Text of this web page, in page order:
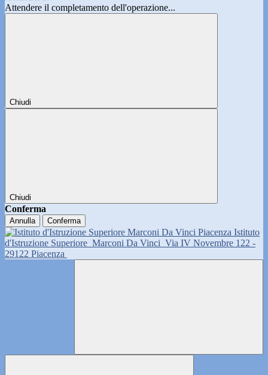
Attendere il completamento dell'operazione...
Chiudi
Chiudi
Conferma
Annulla Conferma
Istituto
d'Istruzione Superiore Marconi Da Vinci Via IV Novembre 122 -
29122 Piacenza